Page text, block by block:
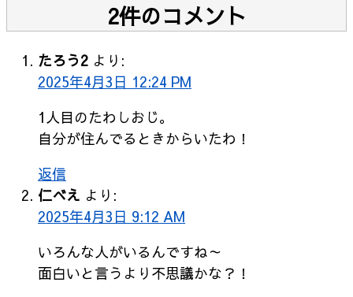
2件のコメント
たろう2 より:
2025年4月3日 12:24 PM
1人目のたわしおじ。
自分が住んでるときからいたわ！
返信
仁べえ より:
2025年4月3日 9:12 AM
いろんな人がいるんですね～
面白いと言うより不思議かな？！